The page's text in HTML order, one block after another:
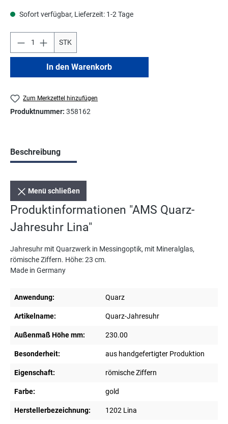
Sofort verfügbar, Lieferzeit: 1-2 Tage
STK
In den Warenkorb
Zum Merkzettel hinzufügen
Produktnummer: 358162
Beschreibung
Menü schließen
Produktinformationen "AMS Quarz-
Jahresuhr Lina"
Jahresuhr mit Quarzwerk in Messingoptik, mit Mineralglas,
römische Ziffern. Höhe: 23 cm.
Made in Germany
Anwendung: Quarz
Artikelname: Quarz-Jahresuhr
Außenmaß Höhe mm: 230.00
Besonderheit: aus handgefertigter Produktion
Eigenschaft: römische Ziffern
Farbe: gold
Herstellerbezeichnung: 1202 Lina